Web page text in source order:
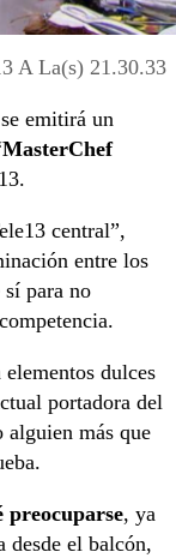
A La(s) 21.30.33
emitirá un
MasterChef
central”,
entre los
sí para no
dulces
portadora del
más que
preocuparse, ya
desde el balcón,